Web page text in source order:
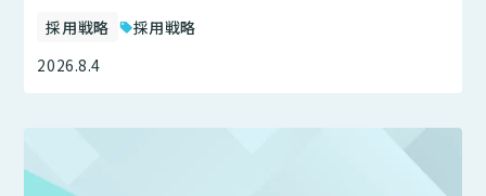
採用戦略 sell採用戦略
2026.8.4